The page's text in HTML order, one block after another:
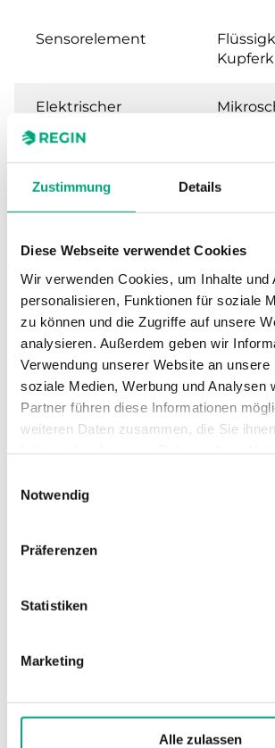
Zustimmung Details
Diese Webseite verwendet Cookies
Wir verwenden Cookies, um Inhalte und
personalisieren, Funktionen für soziale
zu können und die Zugriffe auf unsere
analysieren. Außerdem geben wir
Verwendung unserer Website an unsere
soziale Medien, Werbung und Analysen
Partner führen diese Informationen
weiteren Daten zusammen, die Sie
Notwendig
Präferenzen
Statistiken
Marketing
Alle zulassen
Sensorelement
Elektrischer
15 (8)
Temperaturbereich
Sollwertanpassung Extern
Abmessungen,
außen (B x H x T)
Technische Daten für MTIB –
Messelement
Schaltleistung
15 (8)
AC